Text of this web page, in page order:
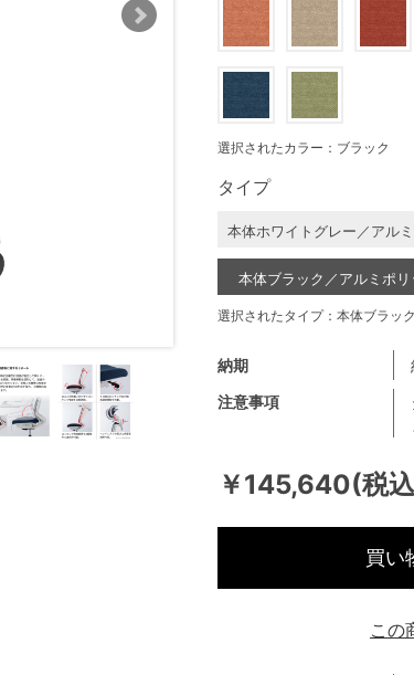
￥145,640(税
注意事項
納期
選択されたカラー：ブラック
タイプ
本体ホワイトグレー／アル
本体ブラック／アルミポリ
選択されたタイプ：本体ブラッ
買い
この